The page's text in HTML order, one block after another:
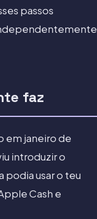
passos
faz
em janeiro de
introduzir o
podia usar o teu
Cash e